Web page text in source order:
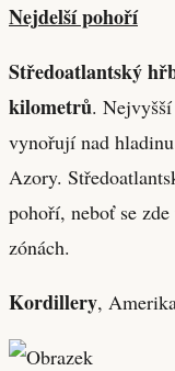
Nejdelší pohoří
Středoatlantský
kilometrů.
vynořují nad
Azory.
pohoří, neboť se
zónách.
Kordillery,